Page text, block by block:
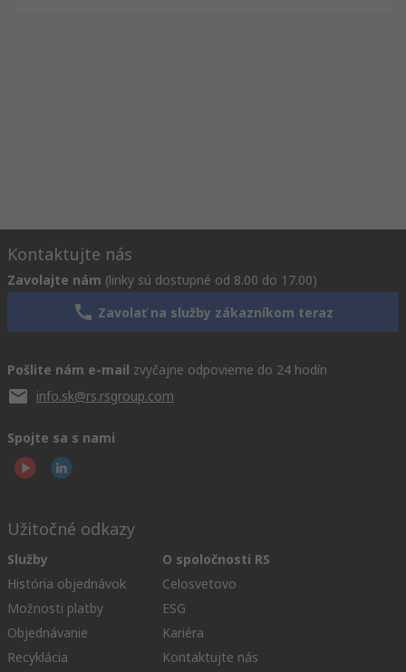
Kontaktujte nás
Zavolajte nám (linky sú dostupné od 8.00 do 17.00)
Zavolať na služby zákazníkom teraz
Pošlite nám e-mail zvyčajne odpovieme do 24 hodín
info.sk@rs.rsgroup.com
Spojte sa s nami
Užitočné odkazy
Služby
História objednávok
Možnosti platby
Objednávanie
Recyklácia
O spoločnosti RS
Celosvetovo
ESG
Kariéra
Kontaktujte nás